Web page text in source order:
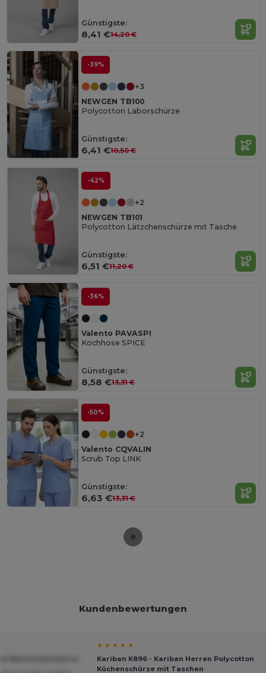
Günstigste:
8,41 €14,20 €
-39%
+3
NEWGEN TB100
Polycotton Laborschürze
Günstigste:
6,41 €10,50 €
-42%
+2
NEWGEN TB101
Polycotton Lätzchenschürze mit Tasche
Günstigste:
6,51 €11,20 €
-36%
Valento PAVASPI
Kochhose SPICE
Günstigste:
8,58 €13,31 €
-50%
+2
Valento CQVALIN
Scrub Top LINK
Günstigste:
6,63 €13,31 €
Kundenbewertungen
★ ★ ★ ★ ★
Kariban K896 - Kariban Herren Polycotton
Küchenschürze mit Taschen